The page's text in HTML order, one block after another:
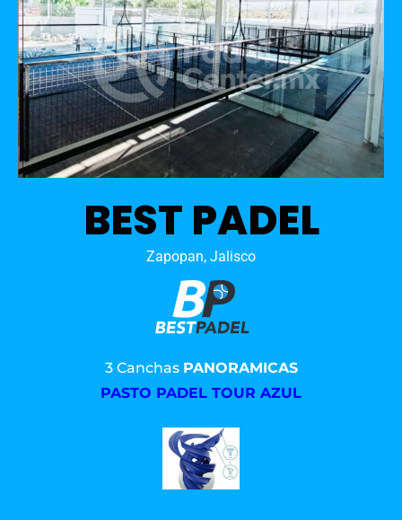
BEST PADEL
Zapopan, Jalisco
3 Canchas PANORAMICAS
PASTO PADEL TOUR AZUL